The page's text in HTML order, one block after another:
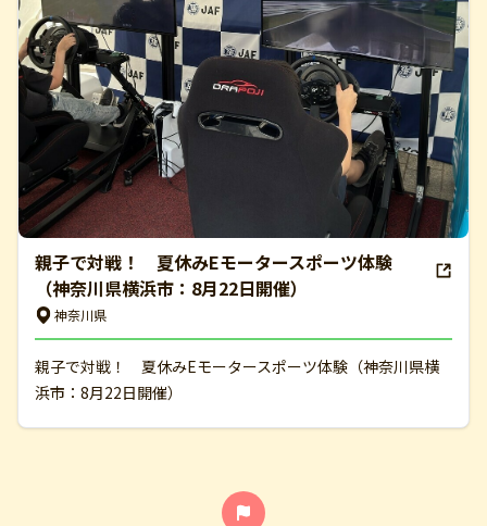
親子で対戦！ 夏休みEモータースポーツ体験
（神奈川県横浜市：8月22日開催）
神奈川県
親子で対戦！ 夏休みEモータースポーツ体験（神奈川県横
浜市：8月22日開催）